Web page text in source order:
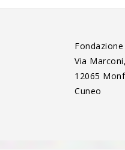
Via
12065
Cuneo